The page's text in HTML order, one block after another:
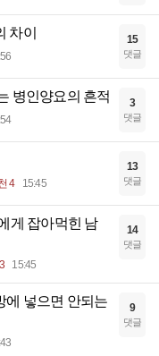
차이 15
댓글
병인양요의 흔적 3
댓글
4 15:45
13
댓글
게 잡아먹힌 남
15:45
14
댓글
에 넣으면 안되는
9
댓글